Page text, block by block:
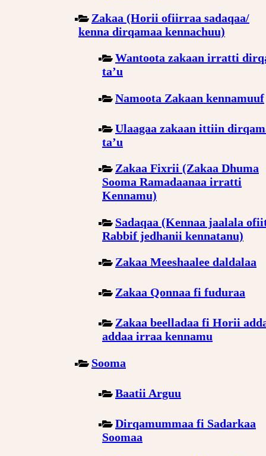
Zakaa (Horii ofiirraa sadaqaa/
kenna dirqamaa kennachuu)
Wantoota zakaan irratti
ta’u
Namoota Zakaan kennamuuf
Ulaagaa zakaan ittiin
ta’u
Zakaa Fixrii (Zakaa Dhuma
Sooma Ramadaanaa irratti
Kennamu)
Sadaqaa (Kennaa jaalala
Rabbif jedhanii kennatanu)
Zakaa Meeshaalee daldalaa
Zakaa Qonnaa fi fuduraa
Zakaa beelladaa fi Horii
addaa irraa kennamu
Sooma
Baatii Arguu
Dirqamummaa fi Sadarkaa
Soomaa